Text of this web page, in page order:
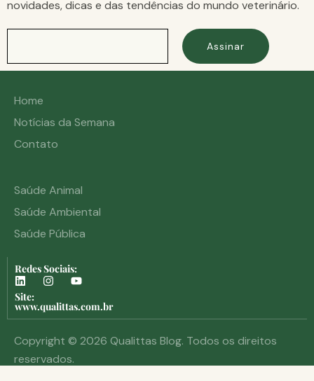
novidades, dicas e das tendências do mundo veterinário.
Assinar
Home
Notícias da Semana
Contato
Saúde Animal
Saúde Ambiental
Saúde Pública
Redes Sociais:
Site:
www.qualittas.com.br
Copyright © 2026 Qualittas Blog. Todos os direitos
reservados.